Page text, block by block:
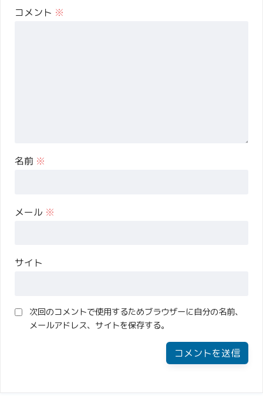
コメント ※
名前 ※
メール ※
サイト
次回のコメントで使用するためブラウザーに自分の名前、
メールアドレス、サイトを保存する。